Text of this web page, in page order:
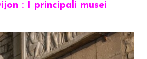
: I principali musei